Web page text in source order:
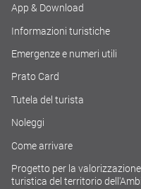
App & Download
Informazioni turistiche
Emergenze e numeri utili
Prato Card
Tutela del turista
Noleggi
Come arrivare
Progetto per la
turistica del territorio